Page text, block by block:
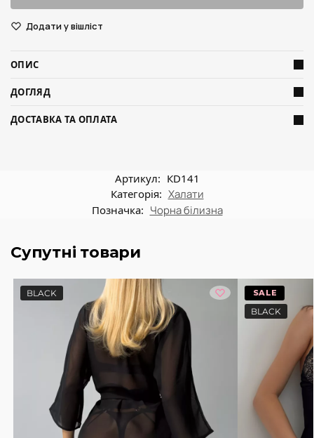
Додати у вішліст
ОПИС
ДОГЛЯД
ДОСТАВКА ТА ОПЛАТА
Артикул: КD141
Категорія: Халати
Позначка: Чорна білизна
Супутні товари
BLACK -20%
BLACK